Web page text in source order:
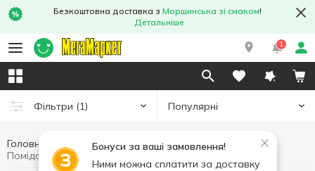
Безкоштовна доставка з Моршинська зі смаком!
Детальніше
1
Фільтри (1) Популярні
Бонуси за ваші замовлення!
Ними можна сплатити за доставку
Головна Фрукти та овочі Овочі
Помідори
Помідори 250 г